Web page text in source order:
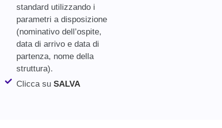
standard utilizzando i
parametri a disposizione
(nominativo dell’ospite,
data di arrivo e data di
partenza, nome della
struttura).
Clicca su SALVA